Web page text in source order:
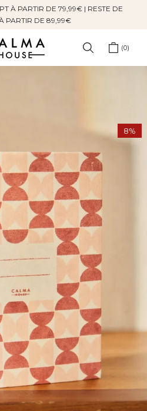
À PARTIR DE 79,99€ | RESTE DE
PARTIR DE 89,99€
0
8%